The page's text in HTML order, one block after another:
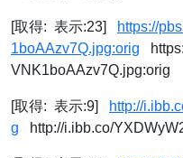
[取得: 表示:23]
https://
1boAAzv7Q.jpg:orig
VNK1boAAzv7Q.jpg:orig
[取得: 表示:9]
http://
g http://i.ibb.co/